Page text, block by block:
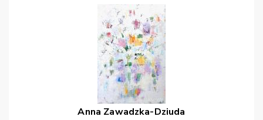
Anna Zawadzka-Dziuda